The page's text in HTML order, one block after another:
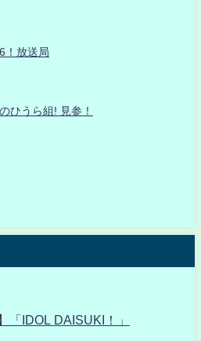
！放送局
ひうら組! 見参！
「IDOL DAISUKI！」